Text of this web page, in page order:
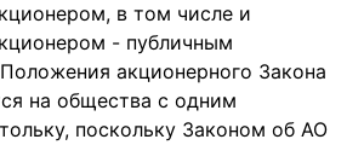
в том числе и
- публичным
акционерного Закона
на общества с одним
поскольку Законом об АО